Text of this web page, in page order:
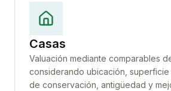
Casas
Valuación mediante comparables
considerando ubicación,
de conservación, antigüedad y